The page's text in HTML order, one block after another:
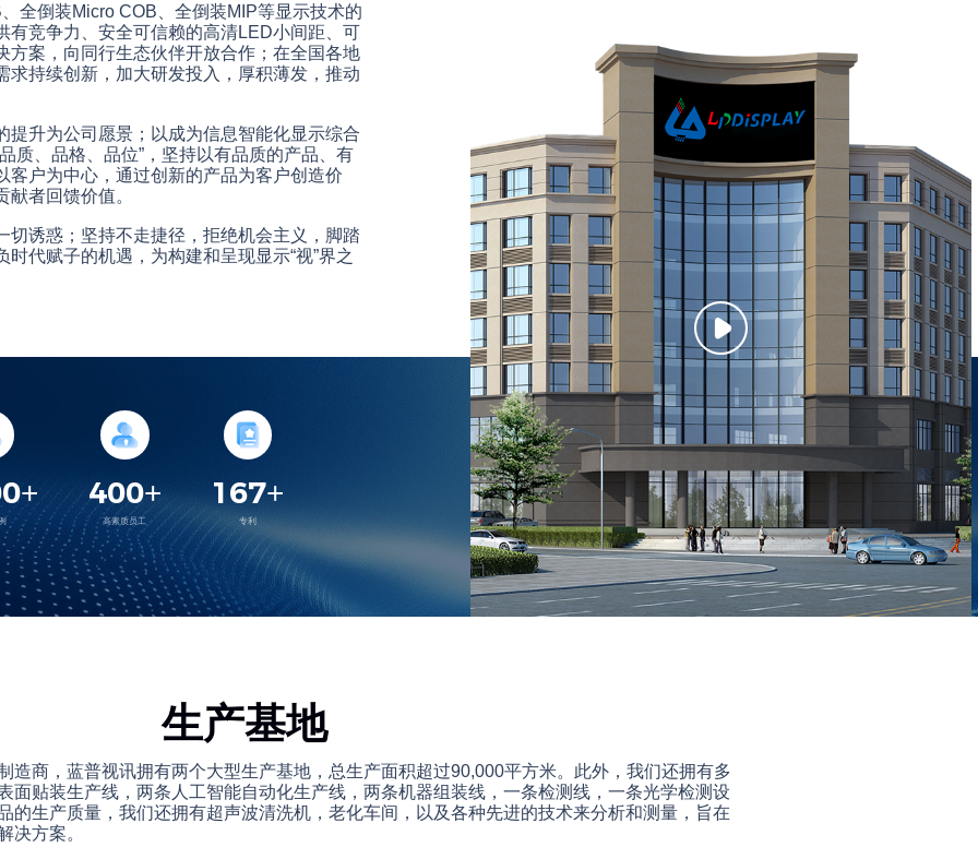
全倒装Micro COB、全倒装MIP等显示技术的
竞争力、安全可信赖的高清LED小间距、可
案，向同行生态伙伴开放合作；在全国各地
持续创新，加大研发投入，厚积薄发，推动
升为公司愿景；以成为信息智能化显示综合
质、品格、品位”，坚持以有品质的产品、有
户为中心，通过创新的产品为客户创造价
者回馈价值。
诱惑；坚持不走捷径，拒绝机会主义，脚踏
代赋子的机遇，为构建和呈现显示“视”界之
+ 400+
高素质员工
167+
专利
生产基地
造商，蓝普视讯拥有两个大型生产基地，总生产面积超过90,000平方米。此外，我们还拥有多
面贴装生产线，两条人工智能自动化生产线，两条机器组装线，一条检测线，一条光学检测设
的生产质量，我们还拥有超声波清洗机，老化车间，以及各种先进的技术来分析和测量，旨在
决方案。